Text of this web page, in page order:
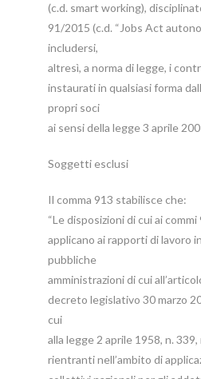
(c.d. smart working),
91/2015 (c.d. “Jobs Act
includersi,
altresì, a norma di legge, i
instaurati in qualsiasi forma
propri soci
ai sensi della legge 3 aprile
Soggetti esclusi
Il comma 913 stabilisce che:
“Le disposizioni di cui ai
applicano ai rapporti di lavoro
pubbliche
amministrazioni di cui
decreto legislativo 30 marzo
cui
alla legge 2 aprile 1958, n.
rientranti nell’ambito di